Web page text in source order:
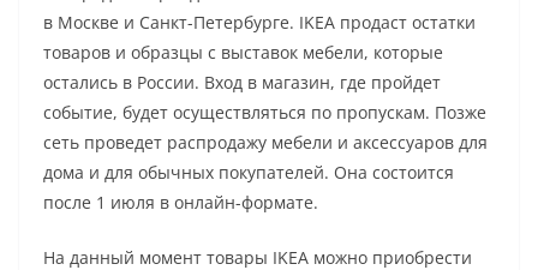
в Москве и Санкт-Петербурге. IKEA продаст остатки
товаров и образцы с выставок мебели, которые
остались в России. Вход в магазин, где пройдет
событие, будет осуществляться по пропускам. Позже
сеть проведет распродажу мебели и аксессуаров для
дома и для обычных покупателей. Она состоится
после 1 июля в онлайн-формате.
На данный момент товары IKEA можно приобрести